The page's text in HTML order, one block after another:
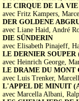
LE CIRQUE DE LA
avec Fritz Kampers,
DER GOLDENE
avec Liane Haid, André
DIE SÜNDERIN
avec Elisabeth Pinajeff,
LE DERNIER SOUPER
avec Heinrich George,
LE DRAME DU MONT
avec Luis Trenker,
L'APPEL DE MINUIT
avec Marcella Albani,